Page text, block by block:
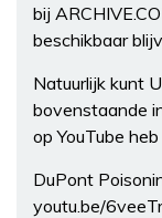
bij
beschikbaar
Natuurlijk kunt
bovenstaande
op YouTube heb
DuPont
youtu.be/